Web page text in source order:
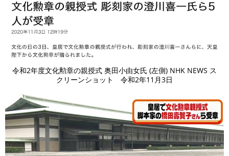
令和2年度文化勲章の親授式 奥田小由女氏 (左側) NHK NEWS ス
クリーンショット 令和2年11月3日